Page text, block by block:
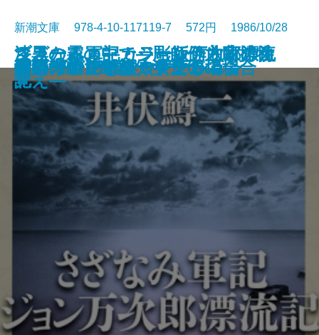
霜の朝
ヨギ ガンジーの妖術
ブラームス―カラー版作曲家の生
涯―
象工場のハッピーエンド
破獄
落日燃ゆ
カシスの舞い
美酒一代―鳥井信治郎伝―
どこかの事件
くたばれPTA
新潮文庫 978-4-10-117119-7 572円 1986/10/28
さざなみ軍記・ジョン万次郎漂流
記
漆黒の霧の中で―彫師伊之助捕物
覚え―
夜明けの辻
アシモフの雑学コレクション
侍
女の一生 一部・キクの場合
女の一生 二部・サチ子の場合
細川ガラシャ夫人〔上〕
細川ガラシャ夫人〔下〕
「雨の木」を聴く女たち